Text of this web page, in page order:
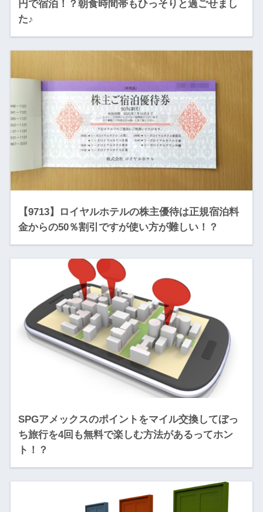
円で宿泊！？朝食時間帯もひっそりと過ごせまし
た♪
【9713】ロイヤルホテルの株主優待は正規宿泊料
金からの50％割引ですが使い方が難しい！？
SPGアメックスのポイントをマイル交換してぼっ
ち旅行を4回も無料で楽しむ方法があるってホン
ト！？